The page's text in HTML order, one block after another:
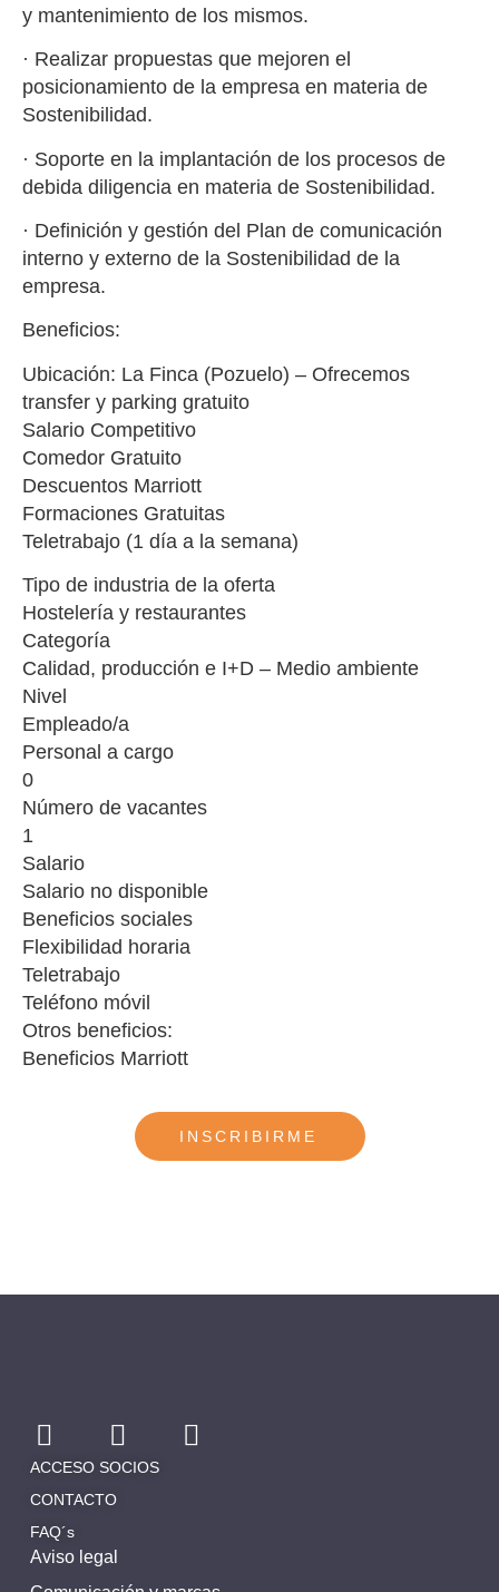
y mantenimiento de los mismos.
· Realizar propuestas que mejoren el
posicionamiento de la empresa en materia de
Sostenibilidad.
· Soporte en la implantación de los procesos de
debida diligencia en materia de Sostenibilidad.
· Definición y gestión del Plan de comunicación
interno y externo de la Sostenibilidad de la
empresa.
Beneficios:
Ubicación: La Finca (Pozuelo) – Ofrecemos
transfer y parking gratuito
Salario Competitivo
Comedor Gratuito
Descuentos Marriott
Formaciones Gratuitas
Teletrabajo (1 día a la semana)
Tipo de industria de la oferta
Hostelería y restaurantes
Categoría
Calidad, producción e I+D – Medio ambiente
Nivel
Empleado/a
Personal a cargo
0
Número de vacantes
1
Salario
Salario no disponible
Beneficios sociales
Flexibilidad horaria
Teletrabajo
Teléfono móvil
Otros beneficios:
Beneficios Marriott
INSCRIBIRME
Aviso legal
ACCESO SOCIOS
CONTACTO
FAQ´s